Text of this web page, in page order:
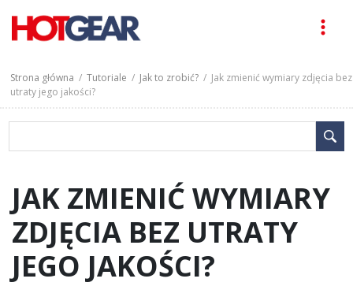
Strona główna /Tutoriale / Jak to zrobić? / Jak zmienić wymiary zdjęcia bez
utraty jego jakości?
JAK ZMIENIĆ WYMIARY
ZDJĘCIA BEZ UTRATY
JEGO JAKOŚCI?